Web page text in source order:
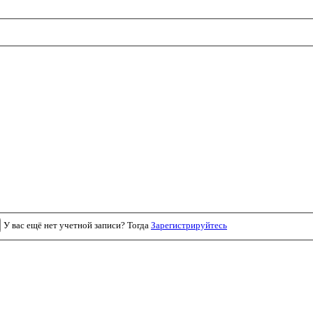
У вас ещё нет учетной записи? Тогда Зарегистрируйтесь